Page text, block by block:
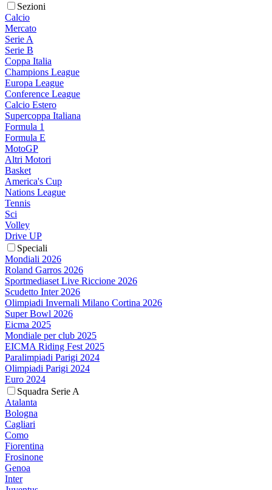
Sezioni
Calcio
Mercato
Serie A
Serie B
Coppa Italia
Champions League
Europa League
Conference League
Calcio Estero
Supercoppa Italiana
Formula 1
Formula E
MotoGP
Altri Motori
Basket
America's Cup
Nations League
Tennis
Sci
Volley
Drive UP
Speciali
Mondiali 2026
Roland Garros 2026
Sportmediaset Live Riccione 2026
Scudetto Inter 2026
Olimpiadi Invernali Milano Cortina 2026
Super Bowl 2026
Eicma 2025
Mondiale per club 2025
EICMA Riding Fest 2025
Paralimpiadi Parigi 2024
Olimpiadi Parigi 2024
Euro 2024
Squadra Serie A
Atalanta
Bologna
Cagliari
Como
Fiorentina
Frosinone
Genoa
Inter